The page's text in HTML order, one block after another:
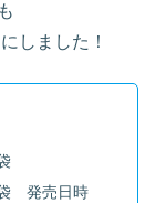
しました！
発売日時